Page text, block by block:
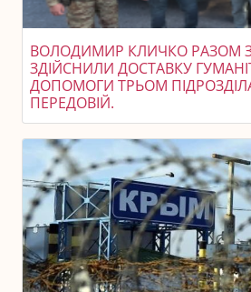
ВОЛОДИМИР КЛИЧКО РАЗОМ
ЗДІЙСНИЛИ ДОСТАВКУ
ДОПОМОГИ ТРЬОМ
ПЕРЕДОВІЙ.